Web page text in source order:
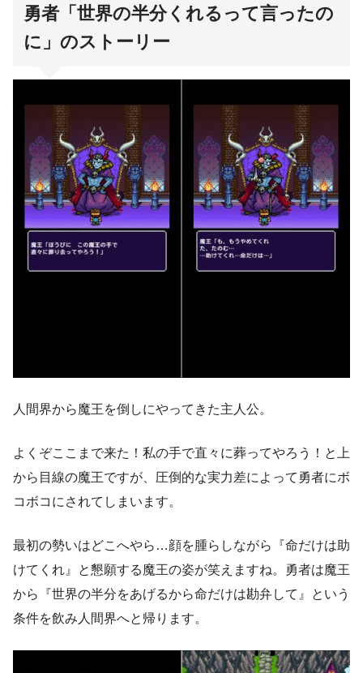
勇者「世界の半分くれるって言ったの
に」のストーリー
人間界から魔王を倒しにやってきた主人公。
よくぞここまで来た！私の手で直々に葬ってやろう！と上
から目線の魔王ですが、圧倒的な実力差によって勇者にボ
コボコにされてしまいます。
最初の勢いはどこへやら…顔を腫らしながら『命だけは助
けてくれ』と懇願する魔王の姿が笑えますね。勇者は魔王
から『世界の半分をあげるから命だけは勘弁して』という
条件を飲み人間界へと帰ります。